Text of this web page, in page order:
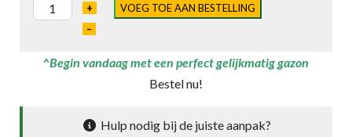
+
–
VOEG TOE AAN BESTELLING
^Begin vandaag met een perfect gelijkmatig gazon
Bestel nu!
Hulp nodig bij de juiste aanpak?